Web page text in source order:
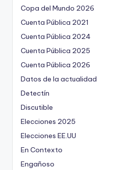
Copa del Mundo 2026
Cuenta Pública 2021
Cuenta Pública 2024
Cuenta Pública 2025
Cuenta Pública 2026
Datos de la actualidad
Detectín
Discutible
Elecciones 2025
Elecciones EE.UU
En Contexto
Engañoso